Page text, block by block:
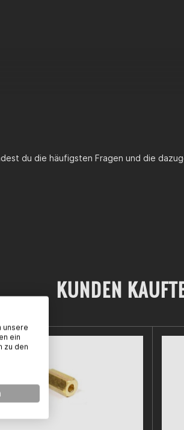
du die häufigsten Fragen und die
KUNDEN
unsere
ein
zu den